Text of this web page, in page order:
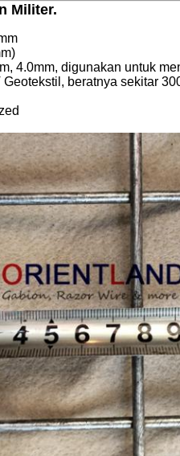
Militer.
4.0mm, digunakan untuk
beratnya sekitar